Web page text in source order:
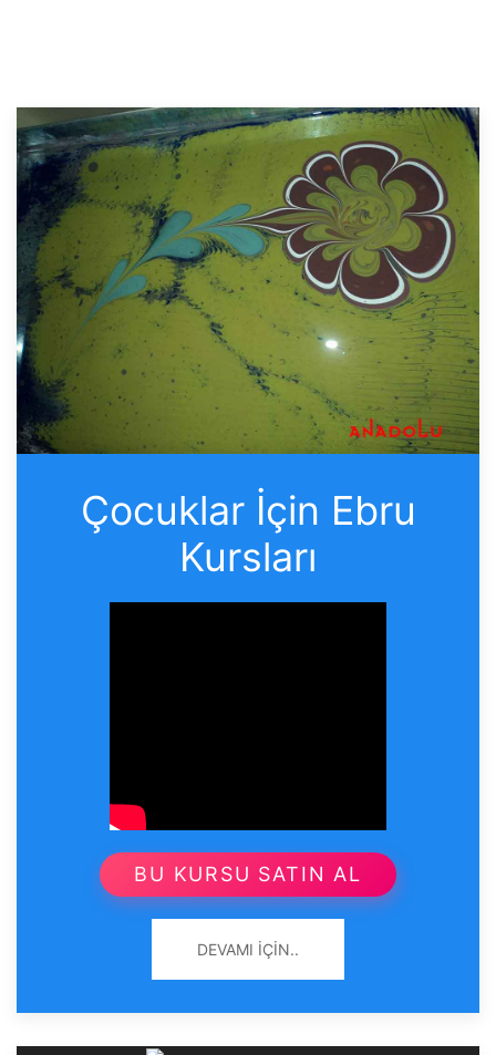
Çocuklar İçin Ebru
Kursları
BU KURSU SATIN AL
DEVAMI İÇIN..